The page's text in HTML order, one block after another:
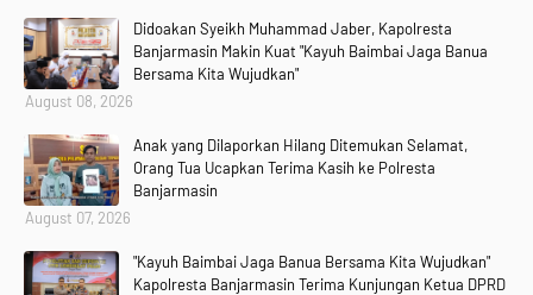
Didoakan Syeikh Muhammad Jaber, Kapolresta
Banjarmasin Makin Kuat "Kayuh Baimbai Jaga Banua
Bersama Kita Wujudkan"
August 08, 2026
Anak yang Dilaporkan Hilang Ditemukan Selamat,
Orang Tua Ucapkan Terima Kasih ke Polresta
Banjarmasin
August 07, 2026
"Kayuh Baimbai Jaga Banua Bersama Kita Wujudkan"
Kapolresta Banjarmasin Terima Kunjungan Ketua DPRD